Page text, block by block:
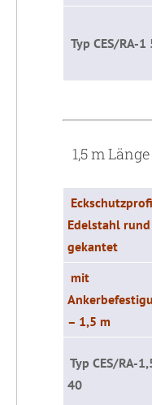
Typ CES/RA-1
1,5 m
Edelstahl rund
gekantet
mit
– 1,5 m
Typ CES/RA-
40